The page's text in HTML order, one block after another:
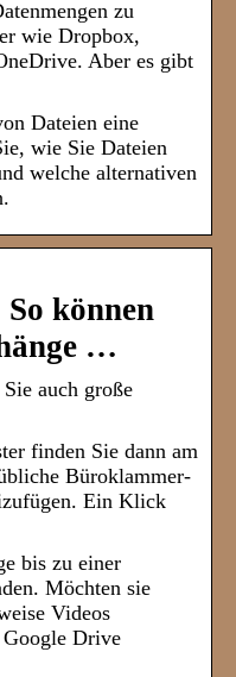
zu
wie Dropbox,
Aber es gibt
Dateien eine
wie Sie Dateien
welche alternativen
können
…
auch große
finden Sie dann am
Büroklammer-
Ein Klick
bis zu einer
Möchten sie
Videos
Google Drive